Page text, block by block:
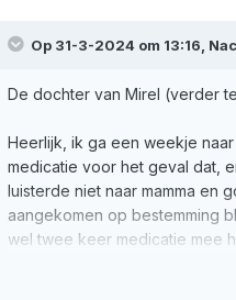
Op 31-3-2024 om 13:16,
De dochter van Mirel (verder
Heerlijk, ik ga een weekje
medicatie voor het geval dat,
luisterde niet naar mamma en
aangekomen op bestemming
wel twee keer medicatie mee